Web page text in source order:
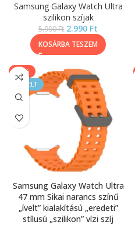
Samsung Galaxy Watch Ultra
szilikon szíjak
5.990Ft 2.990 Ft
KOSÁRBA TESZEM
-50%
KIEMELT
Samsung Galaxy Watch Ultra
47 mm Sikai narancs színű
„ívelt” kialakítású „eredeti”
stílusú „szilikon” vízi szíj